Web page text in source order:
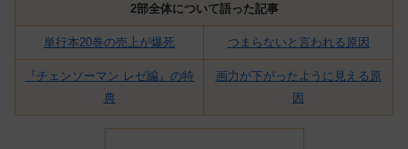
2部全体について語った記事
単行本20巻の売上が爆死 つまらないと言われる原因
『チェンソーマン レゼ編』の特
典
画力が下がったように見える原
因